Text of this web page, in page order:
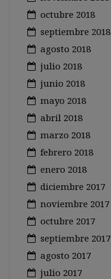
octubre 2018
septiembre 2018
agosto 2018
julio 2018
junio 2018
mayo 2018
abril 2018
marzo 2018
febrero 2018
enero 2018
diciembre 2017
noviembre 2017
octubre 2017
septiembre 2017
agosto 2017
julio 2017